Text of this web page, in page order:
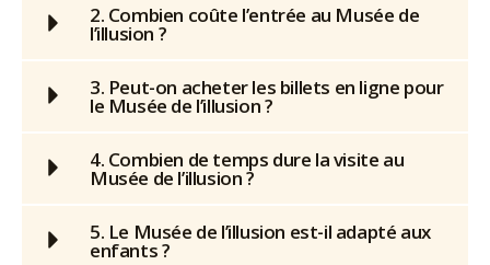
2. Combien coûte l’entrée au Musée de
l’illusion ?
3. Peut-on acheter les billets en ligne pour
le Musée de l’illusion ?
4. Combien de temps dure la visite au
Musée de l’illusion ?
5. Le Musée de l’illusion est-il adapté aux
enfants ?